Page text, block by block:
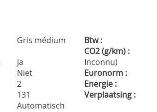
Gris médium Btw :
Ja
CO2 (g/km) :
Inconnu)
Niet Euronorm :
2 Energie :
131 Verplaatsing :
Automatisch